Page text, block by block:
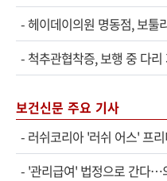
-헤이데이의원 명동점, 보툴
- 척추관협착증, 보행 중 다
보건신문 주요 기사
- 러쉬코리아 '러쉬 어스' 프
- '관리급여' 법정으로 간다…